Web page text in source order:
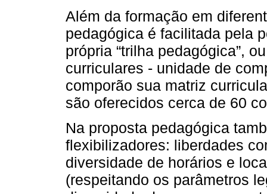
Além da formação em
pedagógica é facilitada pela
própria “trilha pedagógica”,
curriculares - unidade de
comporão sua matriz
são oferecidos cerca de 60
Na proposta pedagógica
flexibilizadores: liberdades
diversidade de horários e
(respeitando os parâmetros